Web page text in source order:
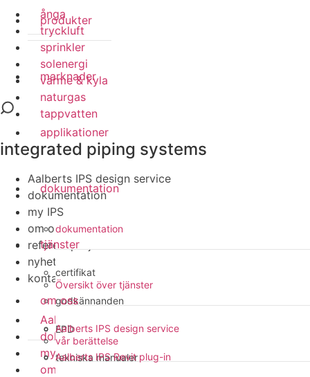
produkter
marknader
applikationer
dokumentation
dokumentation
certifikat
godkännanden
EPD
tekniska manualer
tjänster
Översikt över tjänster
Aalberts IPS design service
Aalberts IPS Revit plug-in
om oss
vår berättelse
ånga
tryckluft
sprinkler
solenergi
värme & kyla
naturgas
tappvatten
integrated piping systems
Aalberts IPS design service
dokumentation
my IPS
om oss
referensprojekt
nyheter
kontakt
Aalberts IPS design service
dokumentation
my IPS
om oss